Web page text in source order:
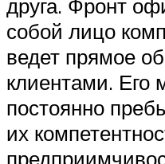
друга. Фронт
собой лицо
ведет прямое
клиентами. Его
постоянно
их